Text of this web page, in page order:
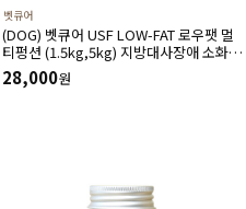
벳큐어
(DOG) 벳큐어 USF LOW-FAT 로우팻 멀
티펑션 (1.5kg,5kg) 지방대사장애 소화기
면역 식이알러지 피부모질건강 소화흡수
장애에 도움
28,000원